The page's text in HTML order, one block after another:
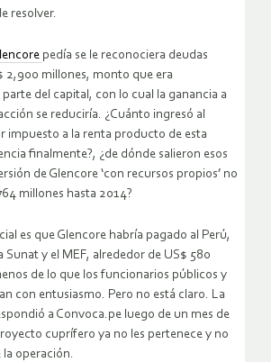
resolver.
pedía se le reconociera deudas
2,900 millones, monto que era
del capital, con lo cual la ganancia a
se reduciría. ¿Cuánto ingresó al
impuesto a la renta producto de esta
finalmente?, ¿de dónde salieron esos
de Glencore ‘con recursos propios’ no
millones hasta 2014?
es que Glencore habría pagado al Perú,
Sunat y el MEF, alrededor de US$ 580
de lo que los funcionarios públicos y
con entusiasmo. Pero no está claro. La
a Convoca.pe luego de un mes de
cuprífero ya no les pertenece y no
operación.